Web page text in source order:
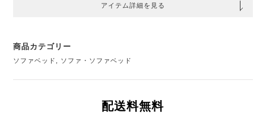
アイテム詳細を見る
商品カテゴリー
ソファベッド ソファ・ソファベッド
配送料無料